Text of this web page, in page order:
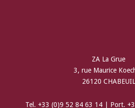
ZA La Grue
3, rue Maurice
26120 CHABEUIL
Tel. +33 (0)9 52 84 63 14 | Port.